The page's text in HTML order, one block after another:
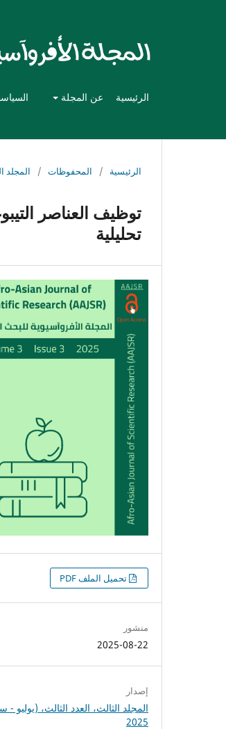
الرئيسية عن المجلة
الرئيسية / المحفوظات / المجلد
توظيف العناصر
تحليلية
التنزيلاتتحميل الملف PDF
منشور
2025-08-22
إصدار
المجلد الثالث، العدد الثالث، (يوليو -
2025